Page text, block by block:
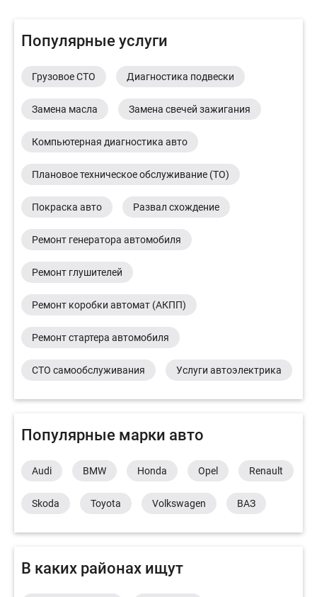
Популярные услуги
Грузовое СТО Диагностика подвески
Замена масла Замена свечей зажигания
Компьютерная диагностика авто
Плановое техническое обслуживание (ТО)
Покраска авто Развал схождение
Ремонт генератора автомобиля
Ремонт глушителей
Ремонт коробки автомат (АКПП)
Ремонт стартера автомобиля
СТО самообслуживания Услуги автоэлектрика
Популярные марки авто
Audi BMW Honda Opel Renault
Skoda Toyota Volkswagen ВАЗ
В каких районах ищут